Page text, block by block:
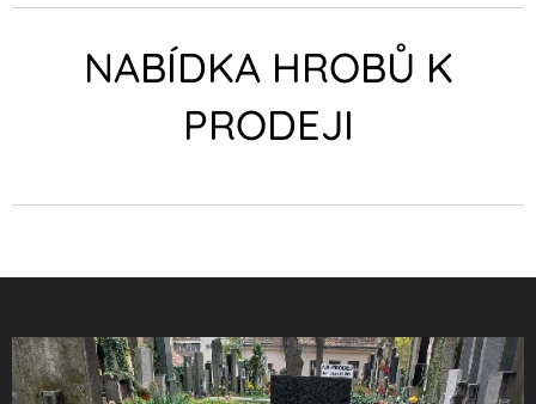
NABÍDKA HROBŮ K
PRODEJI